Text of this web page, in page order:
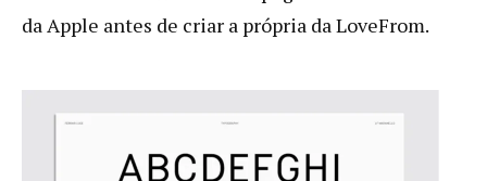
da Apple antes de criar a própria da LoveFrom.